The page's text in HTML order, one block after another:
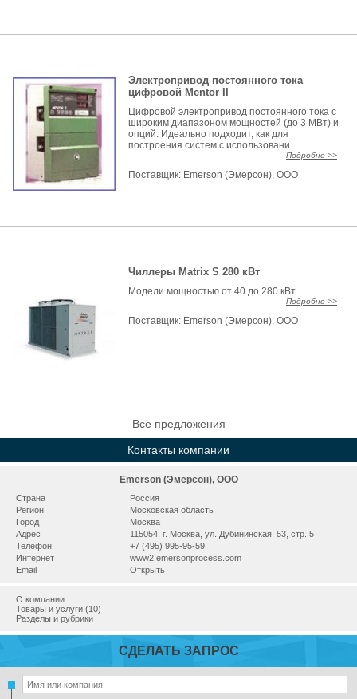
Электропривод постоянного тока
цифровой Mentor II
Цифровой электропривод постоянного тока с
широким диапазоном мощностей (до 3 МВт) и
опций. Идеально подходит, как для
построения систем с использовани...
Подробно >>
Поставщик: Emerson (Эмерсон), ООО
Чиллеры Matrix S 280 кВт
Модели мощностью от 40 до 280 кВт
Подробно >>
Поставщик: Emerson (Эмерсон), ООО
Все предложения
Контакты компании
Emerson (Эмерсон), ООО
Страна
Россия
Регион
Московская область
Город
Москва
Адрес
115054, г. Москва, ул. Дубининская, 53, стр. 5
Телефон
+7 (495) 995-95-59
Интернет
www2.emersonprocess.com
Email
Открыть
О компании
Товары и услуги (10)
Разделы и рубрики
СДЕЛАТЬ ЗАПРОС